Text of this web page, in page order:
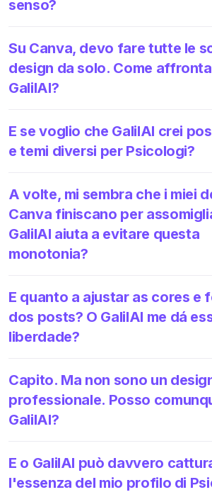
senso?
Su Canva, devo fare tutte le
design da solo. Come
GalilAI?
E se voglio che GalilAI crei
e temi diversi per Psicologi?
A volte, mi sembra che i miei
Canva finiscano per
GalilAI aiuta a evitare questa
monotonia?
E quanto a ajustar as cores e
dos posts? O GalilAI me dá
liberdade?
Capito. Ma non sono un
professionale. Posso
GalilAI?
E o GalilAI può davvero
l'essenza del mio profilo di